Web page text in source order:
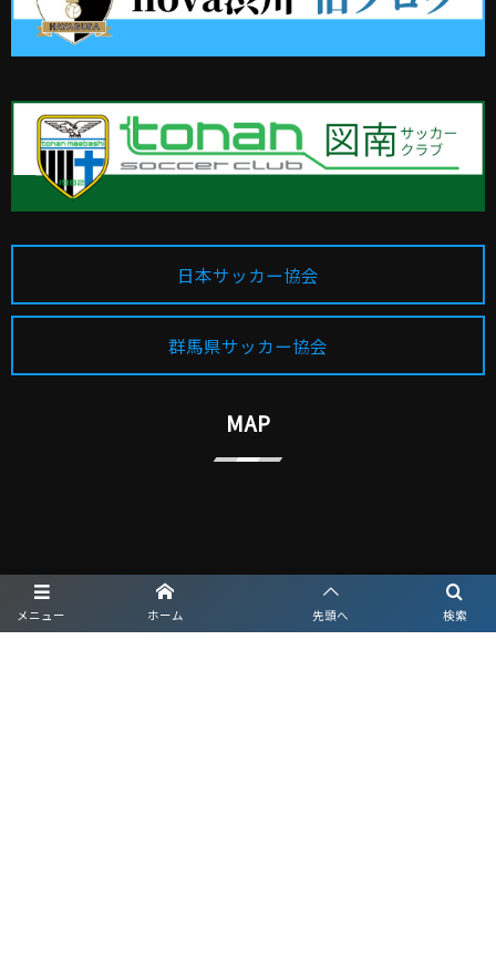
メニュー 検索
ホーム 先頭へ
日本サッカー協会
群馬県サッカー協会
MAP